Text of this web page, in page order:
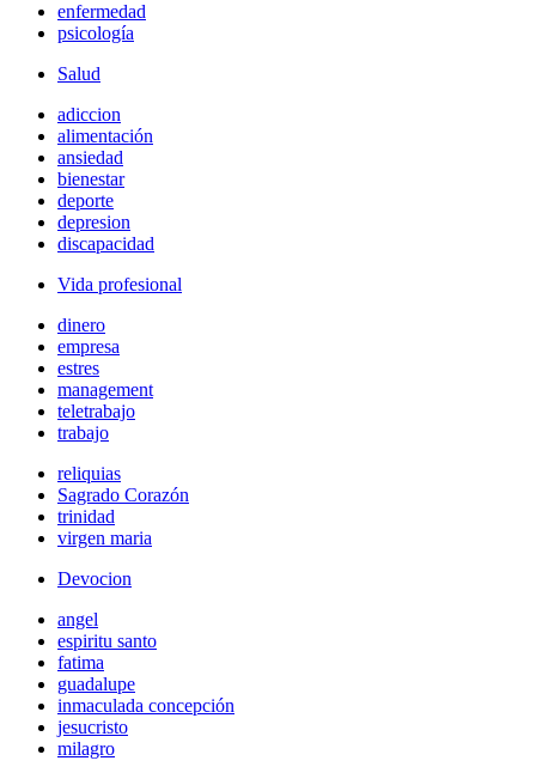
enfermedad
psicología
Salud
adiccion
alimentación
ansiedad
bienestar
deporte
depresion
discapacidad
Vida profesional
dinero
empresa
estres
management
teletrabajo
trabajo
reliquias
Sagrado Corazón
trinidad
virgen maria
Devocion
angel
espiritu santo
fatima
guadalupe
inmaculada concepción
jesucristo
milagro